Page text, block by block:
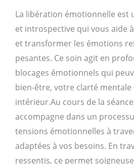
La libération émotionnelle est
et introspective qui vous aide
et transformer les émotions
pesantes. Ce soin agit en
blocages émotionnels qui
bien-être, votre clarté
intérieur.Au cours de la
accompagne dans un
tensions émotionnelles à
adaptées à vos besoins. En
ressentis, ce permet